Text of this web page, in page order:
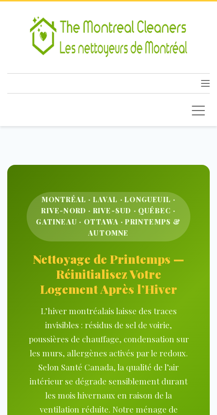
MONTRÉAL · LAVAL · LONGUEUIL ·
RIVE-NORD · RIVE-SUD · QUÉBEC ·
GATINEAU · OTTAWA · PRINTEMPS &
AUTOMNE
Nettoyage de Printemps —
Réinitialisez Votre
Logement Après l’Hiver
L’hiver montréalais laisse des traces
invisibles : résidus de sel de voirie,
poussières de chauffage, condensation sur
les murs, allergènes activés par le redoux.
Selon Santé Canada, la qualité de l’air
intérieur se dégrade sensiblement durant
les mois hivernaux en raison de la
ventilation réduite. Notre ménage de